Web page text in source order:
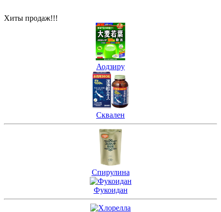
Хиты продаж!!!
Аодзиру
Сквален
Спирулина
Фукоидан